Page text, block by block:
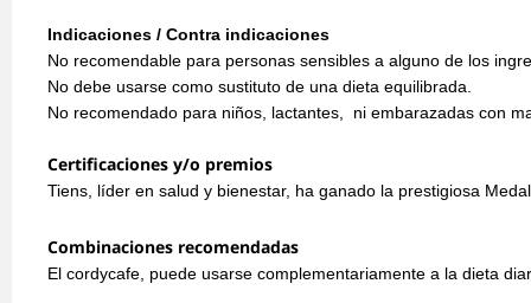
Indicaciones / Contra indicaciones
No recomendable para personas sensibles a alguno de los
No debe usarse como sustituto de una dieta equilibrada.
No recomendado para niños, lactantes, ni embarazadas con
Certificaciones y/o premios
Tiens, líder en salud y bienestar, ha ganado la prestigiosa
Combinaciones recomendadas
El cordycafe, puede usarse complementariamente a la dieta